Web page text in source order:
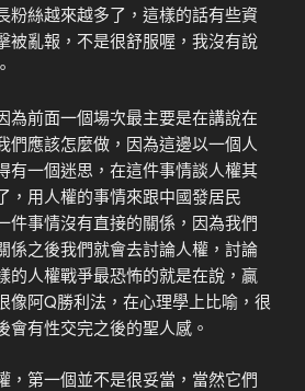
粉絲越來越多了，這樣的話有些資
被亂報，不是很舒服喔，我沒有說
為前面一個場次最主要是在講說在
們應該怎麼做，因為這邊以一個人
有一個迷思，在這件事情談人權其
，用人權的事情來跟中國發居民
件事情沒有直接的關係，因為我們
係之後我們就會去討論人權，討論
的人權戰爭最恐怖的就是在說，贏
像阿Q勝利法，在心理學上比喻，很
會有性交完之後的聖人感。
，第一個並不是很妥當，當然它們